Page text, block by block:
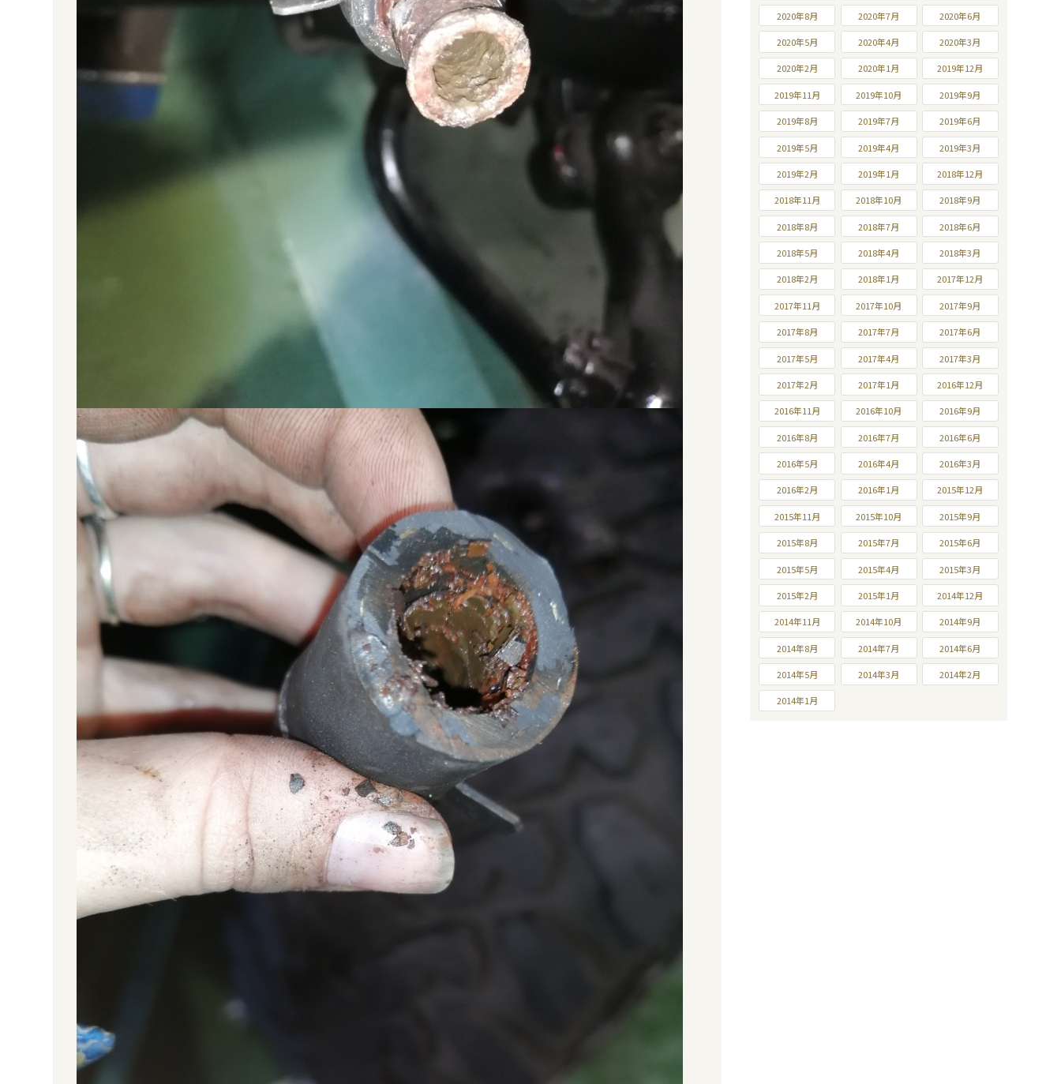
2020年8月 2020年7月 2020年6月
2020年5月 2020年4月 2020年3月
2020年2月 2020年1月 2019年12月
2019年11月 2019年10月 2019年9月
2019年8月 2019年7月 2019年6月
2019年5月 2019年4月 2019年3月
2019年2月 2019年1月 2018年12月
2018年11月 2018年10月 2018年9月
2018年8月 2018年7月 2018年6月
2018年5月 2018年4月 2018年3月
2018年2月 2018年1月 2017年12月
2017年11月 2017年10月 2017年9月
2017年8月 2017年7月 2017年6月
2017年5月 2017年4月 2017年3月
2017年2月 2017年1月 2016年12月
2016年11月 2016年10月 2016年9月
2016年8月 2016年7月 2016年6月
2016年5月 2016年4月 2016年3月
2016年2月 2016年1月 2015年12月
2015年11月 2015年10月 2015年9月
2015年8月 2015年7月 2015年6月
2015年5月 2015年4月 2015年3月
2015年2月 2015年1月 2014年12月
2014年11月 2014年10月 2014年9月
2014年8月 2014年7月 2014年6月
2014年5月 2014年3月 2014年2月
2014年1月